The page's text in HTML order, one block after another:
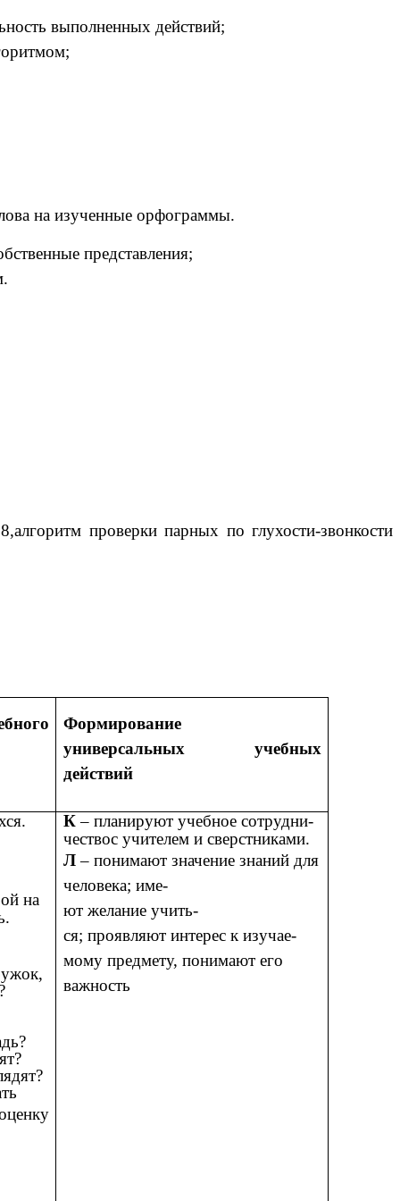
выполненных действий;
на изученные орфограммы.
представления;
проверки парных по глухости-звонкости
Формирование
универсальных учебных
действий
на
К– планируют учебное сотрудни-
чествос учителем и сверстниками.
Л– понимают значение знаний для
человека; име-
ют желание учить-
ся; проявляют интерес к изучае-
мому предмету, понимают его
важность